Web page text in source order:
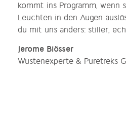
kommt ins Programm, wenn
Leuchten in den Augen
du mit uns anders: stiller,
Jerome Blösser
Wüstenexperte & Puretreks